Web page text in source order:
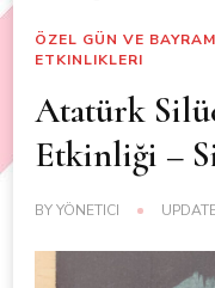
ÖZEL GÜN VE
ETKINLIKLERI
Atatürk
Etkinliği –
BYYÖNETICI